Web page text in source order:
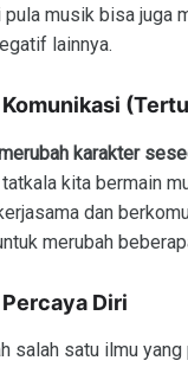
pula musik bisa juga
lainnya.
Komunikasi
karakter
kita bermain
dan
merubah
Diri
salah satu ilmu